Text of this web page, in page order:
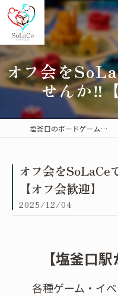
オフ会を
せんか‼︎
塩釜口のボードゲームカフェはSoLaCe～ソラス～
オフ会をSoLaCe
【オフ会歓迎】
2025/12/04
【塩釜口
各種ゲーム・イ